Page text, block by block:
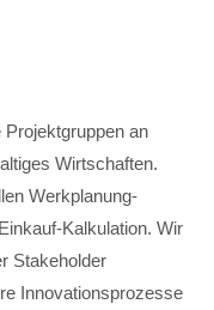
Projektgruppen an
Wirtschaften.
Werkplanung-
Kalkulation. Wir
Stakeholder
Innovationsprozesse